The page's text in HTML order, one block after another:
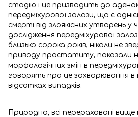
стадію і це призводить до
передміхурової залози, що є
смерті від злоякісних утворень у
дослідження передміхурової залози
близько сорока років, ніколи не
приводу простатиту, показали
морфологічних змін в
говорять про це захворювання в
відсотках випадків.
Природно, всі перераховані вище